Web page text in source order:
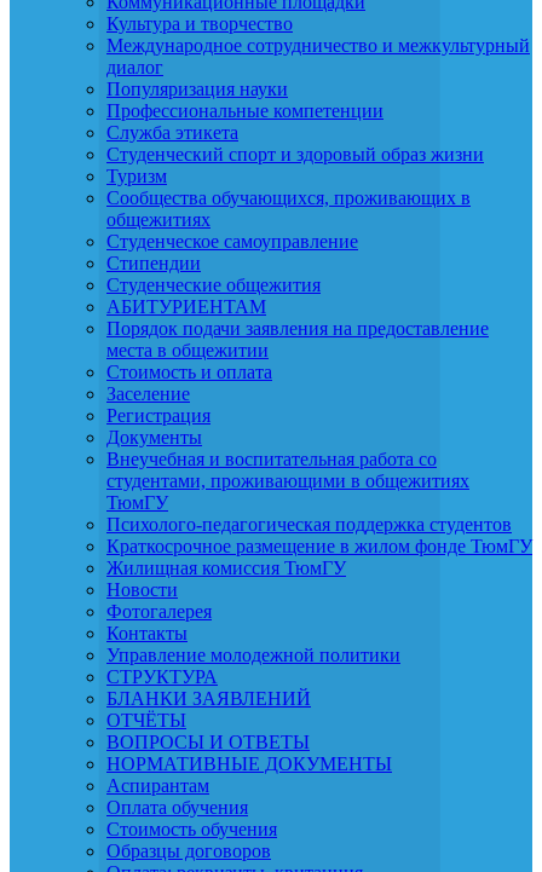
Культура и творчество
Международное сотрудничество и межкультурный
диалог
Популяризация науки
Профессиональные компетенции
Служба этикета
Студенческий спорт и здоровый образ жизни
Туризм
Сообщества обучающихся, проживающих в
общежитиях
Студенческое самоуправление
Стипендии
Студенческие общежития
АБИТУРИЕНТАМ
Порядок подачи заявления на предоставление
места в общежитии
Стоимость и оплата
Заселение
Регистрация
Документы
Внеучебная и воспитательная работа со
студентами, проживающими в общежитиях
ТюмГУ
Психолого-педагогическая поддержка студентов
Краткосрочное размещение в жилом фонде ТюмГУ
Жилищная комиссия ТюмГУ
Новости
Фотогалерея
Контакты
Управление молодежной политики
СТРУКТУРА
БЛАНКИ ЗАЯВЛЕНИЙ
ОТЧЁТЫ
ВОПРОСЫ И ОТВЕТЫ
НОРМАТИВНЫЕ ДОКУМЕНТЫ
Аспирантам
Оплата обучения
Стоимость обучения
Образцы договоров